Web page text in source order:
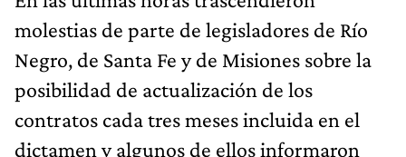
molestias de parte de legisladores de Río
Negro, de Santa Fe y de Misiones sobre la
posibilidad de actualización de los
contratos cada tres meses incluida en el
dictamen y algunos de ellos informaron